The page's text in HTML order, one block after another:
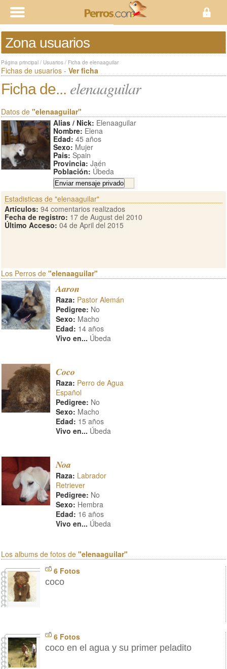
Zona usuarios
Página principal / Usuarios / Ficha de elenaaguilar
Fichas de usuarios - Ver ficha
Ficha de... elenaaguilar
Datos de "elenaaguilar"
Alias / Nick: Elenaaguilar
Nombre: Elena
Edad: 45 años
Sexo: Mujer
Pais: Spain
Provincia: Jaén
Población: Úbeda
Estadisticas de "elenaaguilar"
Artículos: 94 comentarios realizados
Fecha de registro: 17 de August del 2010
Último Acceso: 04 de April del 2015
Los Perros de "elenaaguilar"
Aaron
Raza: Pastor Alemán
Pedigree: No
Sexo: Macho
Edad: 14 años
Vivo en... Úbeda
Coco
Raza: Perro de Agua
Español
Pedigree: No
Sexo: Macho
Edad: 15 años
Vivo en... Úbeda
Noa
Raza: Labrador
Retriever
Pedigree: No
Sexo: Hembra
Edad: 16 años
Vivo en... Úbeda
Los albums de fotos de "elenaaguilar"
6 Fotos
coco
6 Fotos
coco en el agua y su primer peladito